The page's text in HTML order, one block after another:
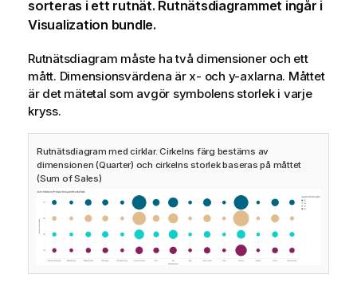
sorteras i ett rutnät. Rutnätsdiagrammet ingår i
Visualization bundle.
Rutnätsdiagram måste ha två dimensioner och ett
mått. Dimensionsvärdena är x- och y-axlarna. Måttet
är det mätetal som avgör symbolens storlek i varje
kryss.
Rutnätsdiagram med cirklar. Cirkelns färg bestäms av
dimensionen (Quarter) och cirkelns storlek baseras på måttet
(Sum of Sales)